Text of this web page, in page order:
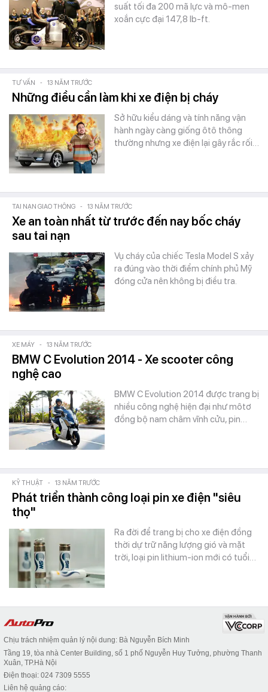
suất tối đa 200 mã lực và mô-men
xoắn cực đại 147,8 lb-ft.
TƯ VẤN - 13 NĂM TRƯỚC
Những điều cần làm khi xe điện bị cháy
Sở hữu kiểu dáng và tính năng vận
hành ngày càng giống ôtô thông
thường nhưng xe điện lại gây rắc rối…
TAI NẠN GIAO THÔNG - 13 NĂM TRƯỚC
Xe an toàn nhất từ trước đến nay bốc cháy
sau tai nạn
Vụ cháy của chiếc Tesla Model S xảy
ra đúng vào thời điểm chính phủ Mỹ
đóng cửa nên không bị điều tra.
XE MÁY - 13 NĂM TRƯỚC
BMW C Evolution 2014 - Xe scooter công
nghệ cao
BMW C Evolution 2014 được trang bị
nhiều công nghệ hiện đại như môtơ
đồng bộ nam châm vĩnh cửu, pin…
KỸ THUẬT - 13 NĂM TRƯỚC
Phát triển thành công loại pin xe điện "siêu
thọ"
Ra đời để trang bị cho xe điện đồng
thời dự trữ năng lượng gió và mặt
trời, loại pin lithium-ion mới có tuổi…
Chịu trách nhiệm quản lý nội dung: Bà Nguyễn Bích Minh
Tầng 19, tòa nhà Center Building, số 1 phố Nguyễn Huy Tưởng, phường Thanh
Xuân, TP.Hà Nội
Điện thoại: 024 7309 5555
Liên hệ quảng cáo: